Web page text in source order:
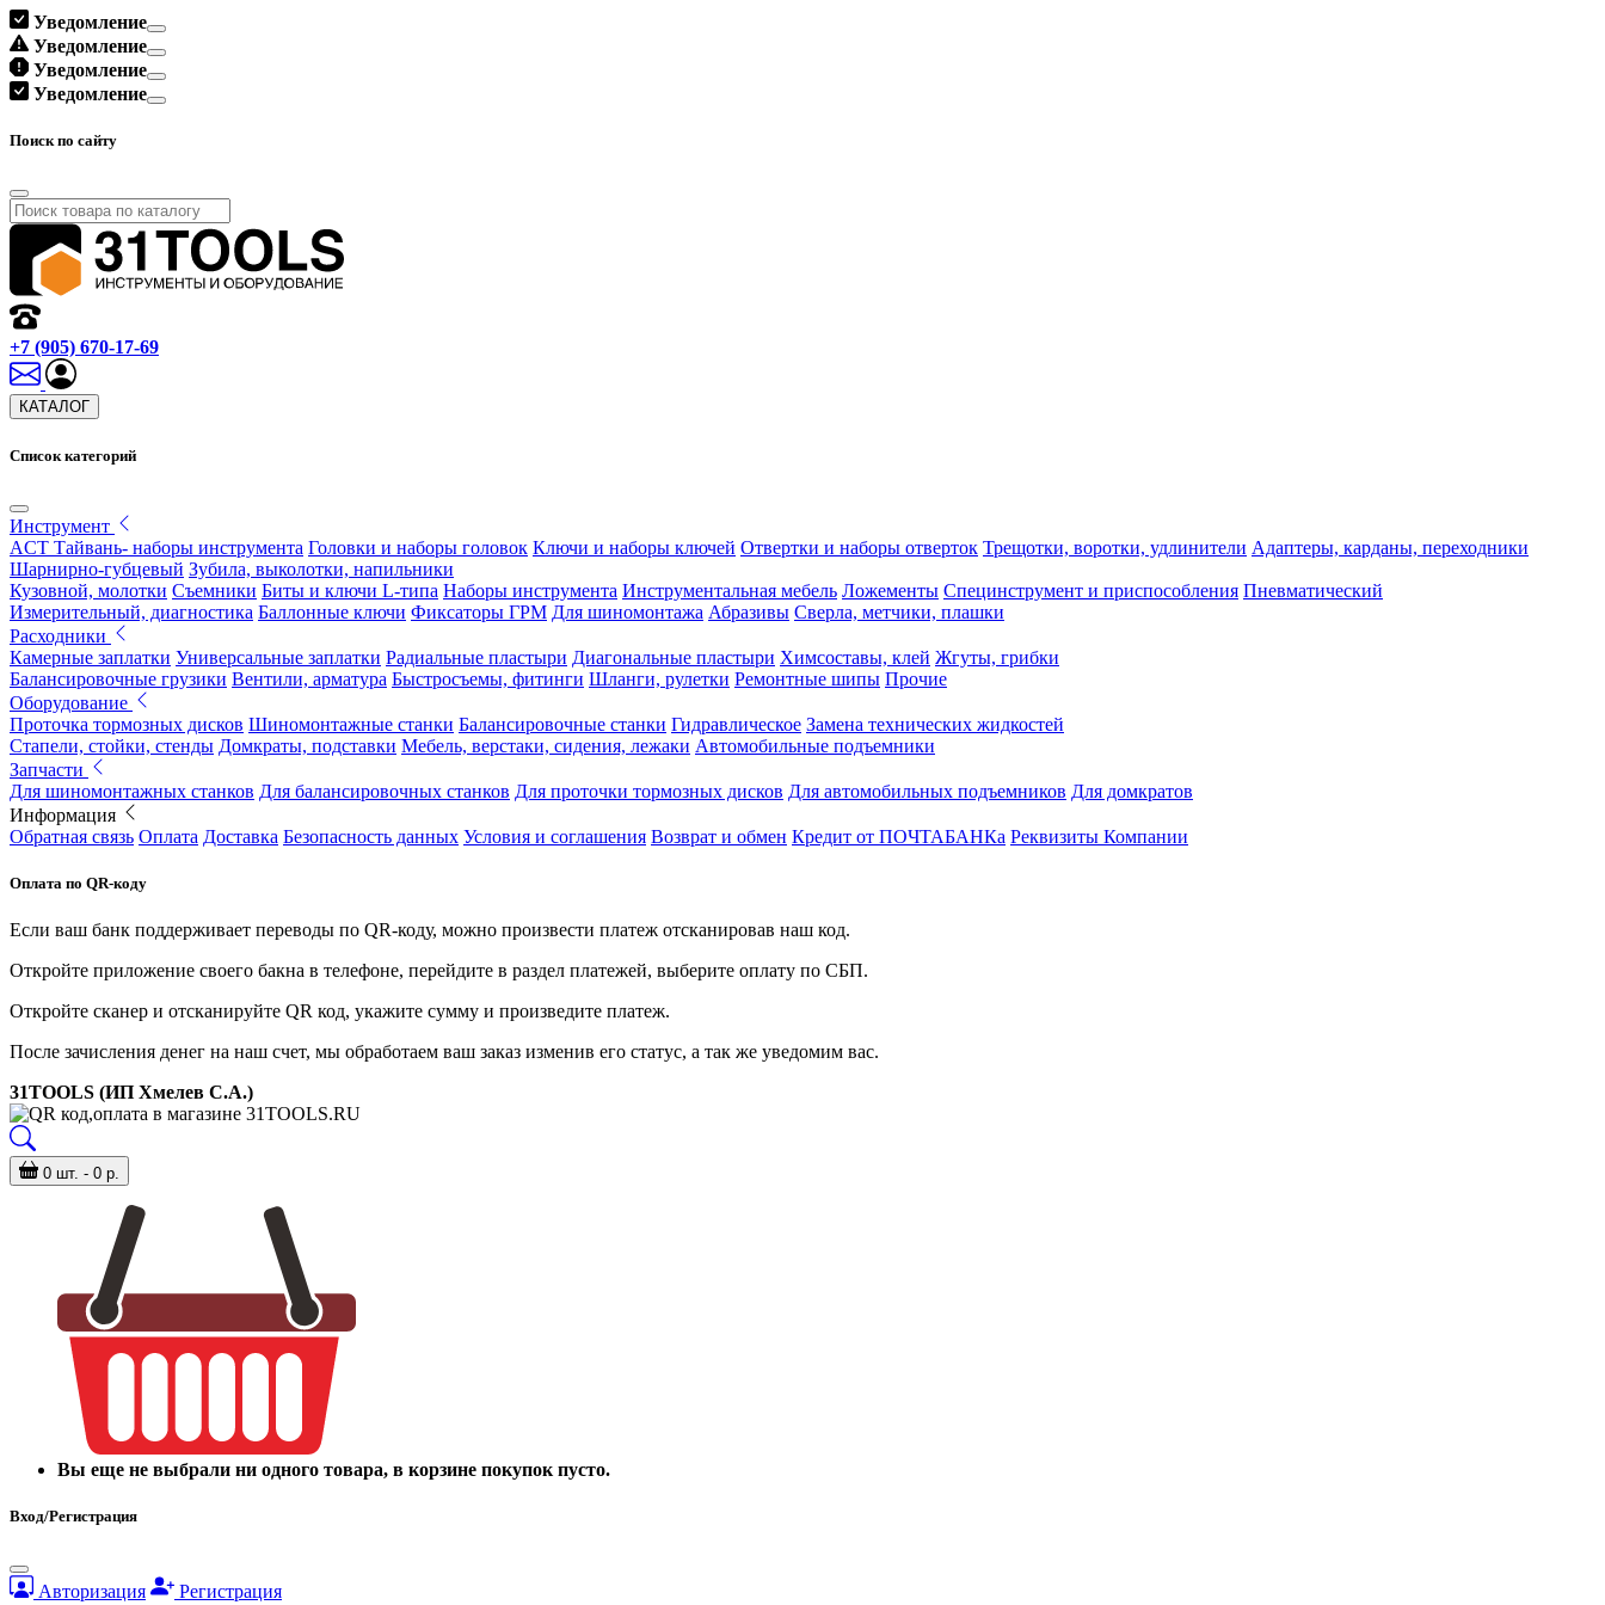
Уведомление
Уведомление
Уведомление
Уведомление
Поиск по сайту
+7 (905) 670-17-69
КАТАЛОГ
Список категорий
Инструмент
ACT Тайвань- наборы инструмента Головки и наборы головок Ключи и наборы ключей Отвертки и наборы отверток Трещотки, воротки, удлинители Адаптеры, карданы, переходники
Шарнирно-губцевый Зубила, выколотки, напильники
Кузовной, молотки Съемники Биты и ключи L-типа Наборы инструмента Инструментальная мебель Ложементы Специнструмент и приспособления Пневматический
Измерительный, диагностика Баллонные ключи Фиксаторы ГРМ Для шиномонтажа Абразивы Сверла, метчики, плашки
Расходники
Камерные заплатки Универсальные заплатки Радиальные пластыри Диагональные пластыри Химсоставы, клей Жгуты, грибки
Балансировочные грузики Вентили, арматура Быстросъемы, фитинги Шланги, рулетки Ремонтные шипы Прочие
Оборудование
Проточка тормозных дисков Шиномонтажные станки Балансировочные станки Гидравлическое Замена технических жидкостей
Стапели, стойки, стенды Домкраты, подставки Мебель, верстаки, сидения, лежаки Автомобильные подъемники
Запчасти
Для шиномонтажных станков Для балансировочных станков Для проточки тормозных дисков Для автомобильных подъемников Для домкратов
Информация
Обратная связь Оплата Доставка Безопасность данных Условия и соглашения Возврат и обмен Кредит от ПОЧТАБАНКа Реквизиты Компании
Оплата по QR-коду
Если ваш банк поддерживает переводы по QR-коду, можно произвести платеж отсканировав наш код.
Откройте приложение своего бакна в телефоне, перейдите в раздел платежей, выберите оплату по СБП.
Откройте сканер и отсканируйте QR код, укажите сумму и произведите платеж.
После зачисления денег на наш счет, мы обработаем ваш заказ изменив его статус, а так же уведомим вас.
31TOOLS (ИП Хмелев С.А.)
0 шт. - 0 р.
Вы еще не выбрали ни одного товара, в корзине покупок пусто.
Вход/Регистрация
Авторизация Регистрация